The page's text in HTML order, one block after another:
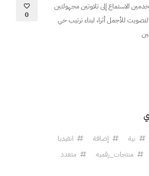
الاستماع إلى تلاوتين مجهولتين
للأجمل أثرا، لبناء ترتيب حي
0
نية إضافة
انفيديا
منتجات_رقميه
متعدد